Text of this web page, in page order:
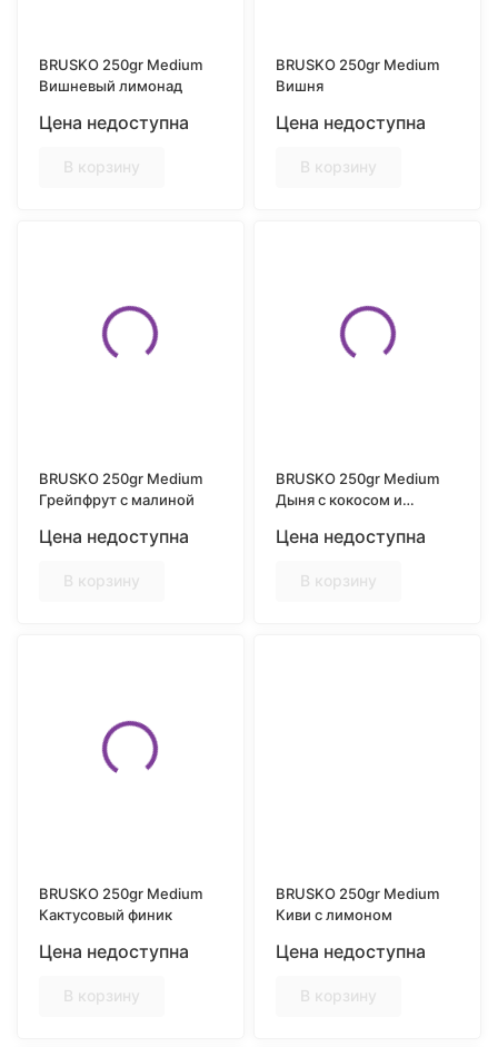
BRUSKO 250gr Medium
Вишневый лимонад
Цена недоступна
В корзину
BRUSKO 250gr Medium
Вишня
Цена недоступна
В корзину
BRUSKO 250gr Medium
Грейпфрут с малиной
Цена недоступна
В корзину
BRUSKO 250gr Medium
Дыня с кокосом и
Цена недоступна
В корзину
BRUSKO 250gr Medium
Кактусовый финик
Цена недоступна
В корзину
BRUSKO 250gr Medium
Киви с лимоном
Цена недоступна
В корзину